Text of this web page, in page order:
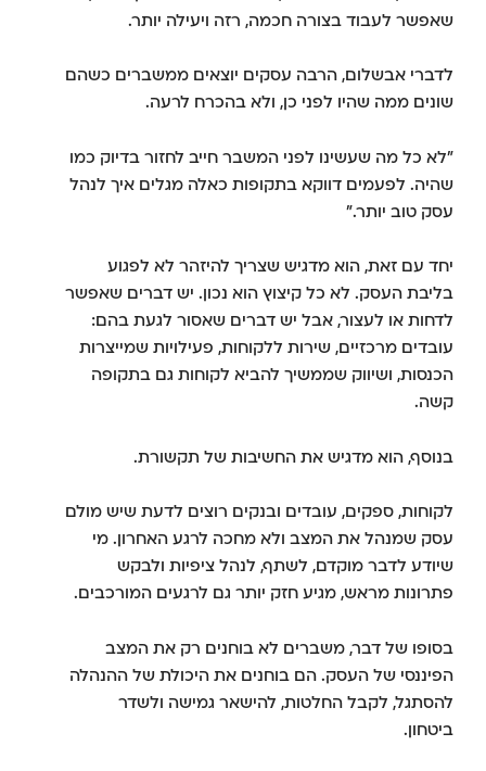
שאפשר לעבוד בצורה חכמה, רזה ויעילה יותר.
לדברי אבשלום, הרבה עסקים יוצאים ממשברים כשהם
שונים ממה שהיו לפני כן, ולא בהכרח לרעה.
"לא כל מה שעשינו לפני המשבר חייב לחזור בדיוק כמו
שהיה. לפעמים דווקא בתקופות כאלה מגלים איך לנהל
עסק טוב יותר."
יחד עם זאת, הוא מדגיש שצריך להיזהר לא לפגוע
בליבת העסק. לא כל קיצוץ הוא נכון. יש דברים שאפשר
לדחות או לעצור, אבל יש דברים שאסור לגעת בהם:
עובדים מרכזיים, שירות ללקוחות, פעילויות שמייצרות
הכנסות, ושיווק שממשיך להביא לקוחות גם בתקופה
קשה.
בנוסף, הוא מדגיש את החשיבות של תקשורת.
לקוחות, ספקים, עובדים ובנקים רוצים לדעת שיש מולם
עסק שמנהל את המצב ולא מחכה לרגע האחרון. מי
שיודע לדבר מוקדם, לשתף, לנהל ציפיות ולבקש
פתרונות מראש, מגיע חזק יותר גם לרגעים המורכבים.
בסופו של דבר, משברים לא בוחנים רק את המצב
הפיננסי של העסק. הם בוחנים את היכולת של ההנהלה
להסתגל, לקבל החלטות, להישאר גמישה ולשדר
ביטחון.